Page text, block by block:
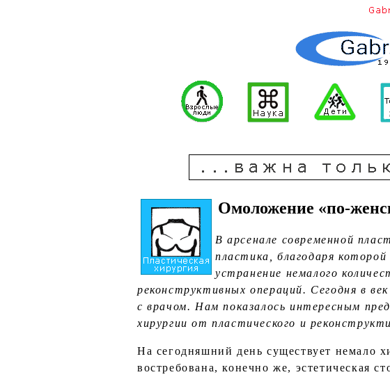
Омоложение «по-
В арсенале современной
пластика, благодаря
устранение немалого
реконструктивных операций. Сегодня в
с врачом. Нам показалось интересным
хирургии от пластического и
На сегодняшний день существует немало
востребована, конечно же, эстетическая